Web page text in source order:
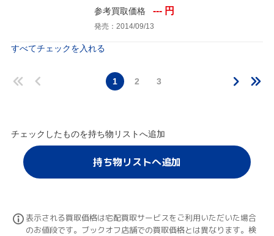
参考買取価格 --- 円
発売：2014/09/13
すべてチェックを入れる
1 2 3
チェックしたものを持ち物リストへ追加
持ち物リストへ追加
表示される買取価格は宅配買取サービスをご利用いただいた場合
のお値段です。ブックオフ店舗での買取価格とは異なります。検